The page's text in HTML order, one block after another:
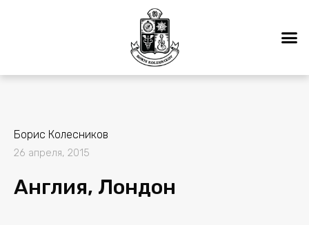
Борис Колесников
26 апреля, 2015
Англия, Лондон